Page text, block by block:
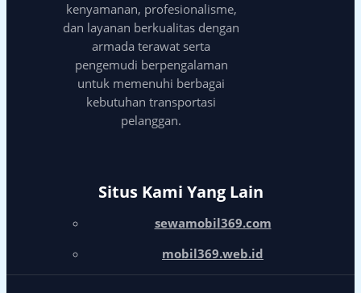
kenyamanan, profesionalisme,
dan layanan berkualitas dengan
armada terawat serta
pengemudi berpengalaman
untuk memenuhi berbagai
kebutuhan transportasi
pelanggan.
Situs Kami Yang Lain
sewamobil369.com
mobil369.web.id